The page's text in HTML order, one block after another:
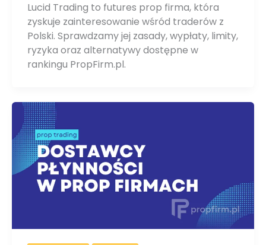
Lucid Trading to futures prop firma, która
zyskuje zainteresowanie wśród traderów z
Polski. Sprawdzamy jej zasady, wypłaty, limity,
ryzyka oraz alternatywy dostępne w
rankingu PropFirm.pl.